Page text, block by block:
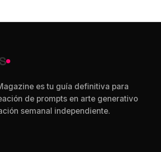
es tu guía definitiva para
de prompts en arte generativo
semanal independiente.